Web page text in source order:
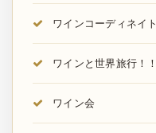
ワインコーディネイト
ワインと世界旅行！！
ワイン会